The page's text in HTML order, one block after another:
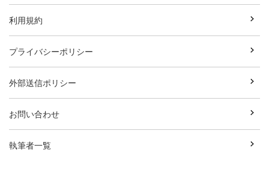
利用規約
プライバシーポリシー
外部送信ポリシー
お問い合わせ
執筆者一覧